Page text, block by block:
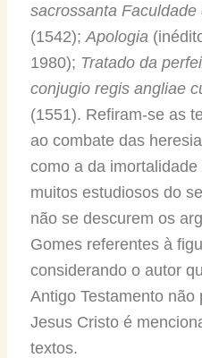
sacrossanta
(1542); Apologia
1980); Tratado da
conjugio regis angliae
(1551). Refiram-se as
ao combate das
como a da
muitos estudiosos do
não se descurem os
Gomes referentes à
considerando o autor
Antigo Testamento
Jesus Cristo é
textos.